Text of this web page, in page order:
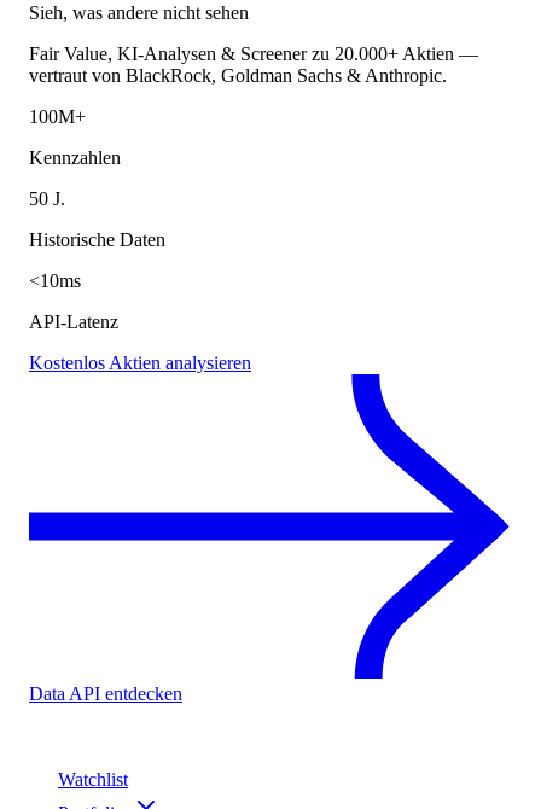
Sieh, was andere nicht sehen
Fair Value, KI-Analysen & Screener zu 20.000+ Aktien —
vertraut von BlackRock, Goldman Sachs & Anthropic.
100M+
Kennzahlen
50 J.
Historische Daten
<10ms
API-Latenz
Kostenlos Aktien analysieren
Data API entdecken
Watchlist